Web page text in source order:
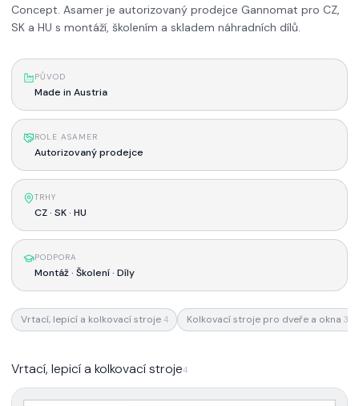
Concept. Asamer je autorizovaný prodejce Gannomat pro CZ,
SK a HU s montáží, školením a skladem náhradních dílů.
PŮVOD
Made in Austria
ROLE ASAMER
Autorizovaný prodejce
TRHY
CZ · SK · HU
PODPORA
Montáž · Školení · Díly
Vrtací, lepicí a kolkovací stroje 4 Kolkovací stroje pro dveře a okna 3
Vrtací, lepicí a kolkovací stroje4